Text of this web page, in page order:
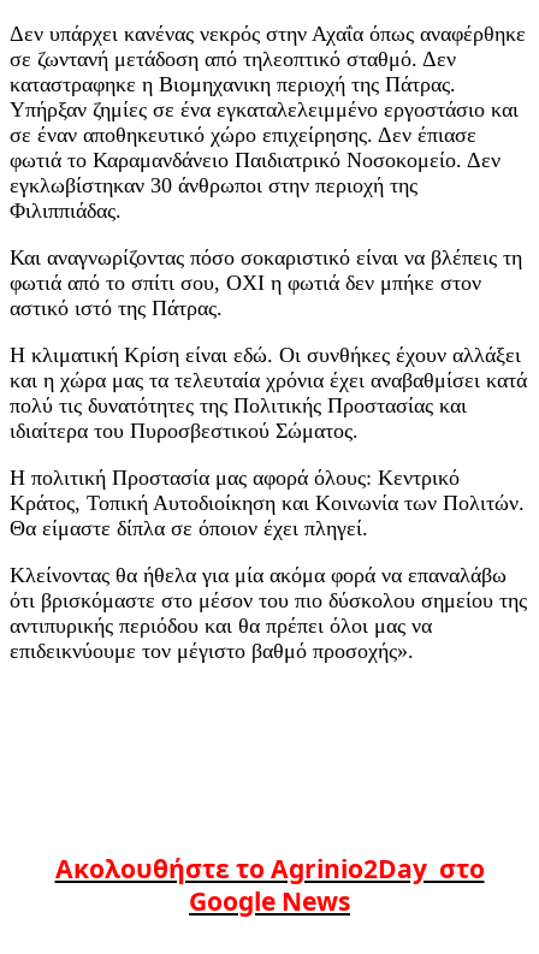
Δεν υπάρχει κανένας νεκρός στην Αχαΐα όπως αναφέρθηκε
σε ζωντανή μετάδοση από τηλεοπτικό σταθμό. Δεν
καταστραφηκε η Βιομηχανικη περιοχή της Πάτρας.
Υπήρξαν ζημίες σε ένα εγκαταλελειμμένο εργοστάσιο και
σε έναν αποθηκευτικό χώρο επιχείρησης. Δεν έπιασε
φωτιά το Καραμανδάνειο Παιδιατρικό Νοσοκομείο. Δεν
εγκλωβίστηκαν 30 άνθρωποι στην περιοχή της
Φιλιππιάδας.
Και αναγνωρίζοντας πόσο σοκαριστικό είναι να βλέπεις τη
φωτιά από το σπίτι σου, ΟΧΙ η φωτιά δεν μπήκε στον
αστικό ιστό της Πάτρας.
Η κλιματική Κρίση είναι εδώ. Οι συνθήκες έχουν αλλάξει
και η χώρα μας τα τελευταία χρόνια έχει αναβαθμίσει κατά
πολύ τις δυνατότητες της Πολιτικής Προστασίας και
ιδιαίτερα του Πυροσβεστικού Σώματος.
Η πολιτική Προστασία μας αφορά όλους: Κεντρικό
Κράτος, Τοπική Αυτοδιοίκηση και Κοινωνία των Πολιτών.
Θα είμαστε δίπλα σε όποιον έχει πληγεί.
Κλείνοντας θα ήθελα για μία ακόμα φορά να επαναλάβω
ότι βρισκόμαστε στο μέσον του πιο δύσκολου σημείου της
αντιπυρικής περιόδου και θα πρέπει όλοι μας να
επιδεικνύουμε τον μέγιστο βαθμό προσοχής».
Ακολουθήστε το Agrinio2Day στο
Google News